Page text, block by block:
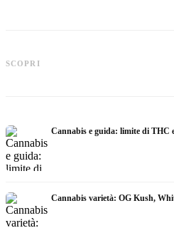
SCOPRI
automedicazione e ciò che mostrano
gli studi
Cannabis e guida: limite di THC
Cannabis varietà: OG Kush,